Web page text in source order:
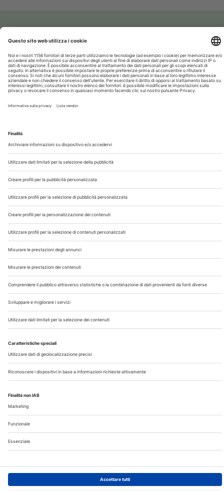
Chi Siamo
Note Legali
Privacy
©2026 Edra S.p.a | www.edraspa.it | P.iva 08056040960
20134 Milano (Italy)
Registrazione Tribunale di Milano n° 5578/2022 del